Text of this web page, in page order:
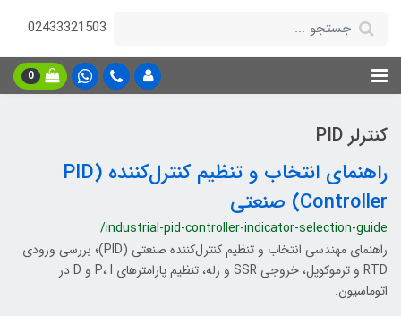
02433321503
0
کنترلر PID
راهنمای انتخاب و تنظیم کنترل‌کننده (PID
Controller) صنعتی
/industrial-pid-controller-indicator-selection-guide
راهنمای مهندسی انتخاب و تنظیم کنترل‌کننده صنعتی (PID)؛ بررسی ورودی
RTD و ترموکوپل، خروجی SSR و رله، تنظیم پارامترهای P، I و D در
اتوماسیون.